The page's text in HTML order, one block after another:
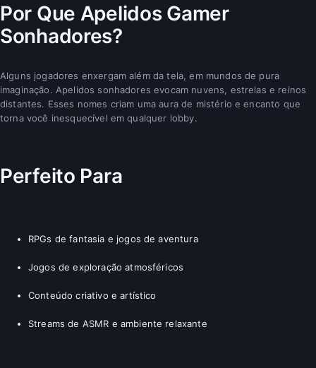
Por Que Apelidos Gamer
Sonhadores?
Alguns jogadores enxergam além da tela, em mundos de pura
imaginação. Apelidos sonhadores evocam nuvens, estrelas e reinos
distantes. Esses nomes criam uma aura de mistério e encanto que
torna você inesquecível em qualquer lobby.
Perfeito Para
RPGs de fantasia e jogos de aventura
Jogos de exploração atmosféricos
Conteúdo criativo e artístico
Streams de ASMR e ambiente relaxante